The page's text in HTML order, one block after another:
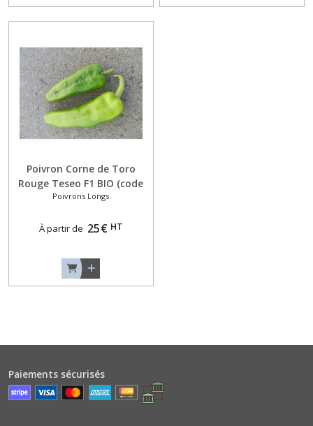
Poivron Corne de Toro
Rouge Teseo F1 BIO (code
822797)
Poivrons Longs
À partir de 25€ HT
Musquées
Consommables
Jeunes
en
Courgettes
(2)
Musquées
Type
Butternut
Musquées
Provence
Potirons
ou
Verts
(7)
Paiements sécurisés